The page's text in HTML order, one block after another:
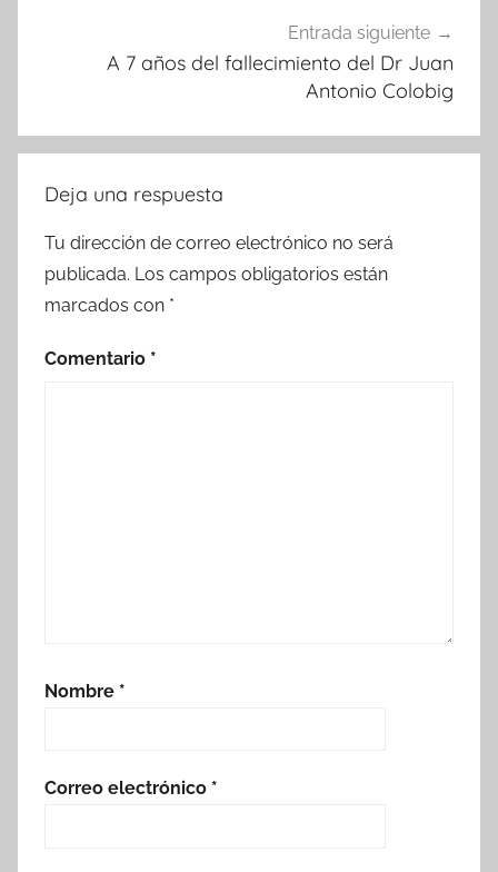
Entrada siguiente
A 7 años del fallecimiento del Dr Juan
Antonio Colobig
Deja una respuesta
Tu dirección de correo electrónico no será
publicada. Los campos obligatorios están
marcados con *
Comentario *
Nombre *
Correo electrónico *